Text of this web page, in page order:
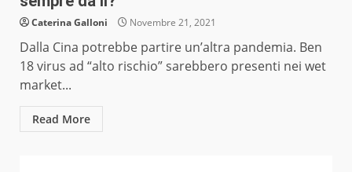
Caterina Galloni Novembre 21, 2021
Dalla Cina potrebbe partire un’altra pandemia. Ben
18 virus ad “alto rischio” sarebbero presenti nei wet
market...
Read More